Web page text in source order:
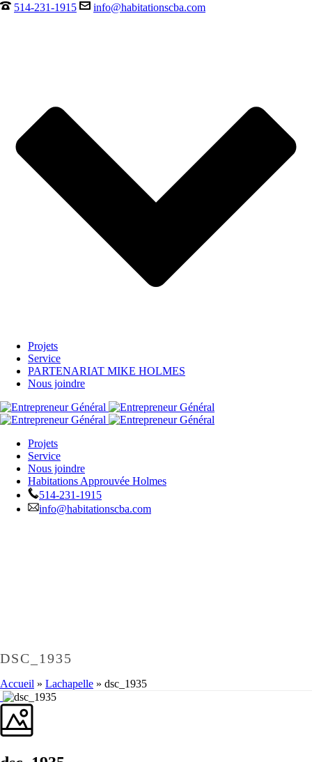
514-231-1915 info@habitationscba.com
Projets
Service
PARTENARIAT MIKE HOLMES
Nous joindre
Projets
Service
Nous joindre
Habitations Approuvée Holmes
514-231-1915
info@habitationscba.com
DSC_1935
Accueil » Lachapelle » dsc_1935